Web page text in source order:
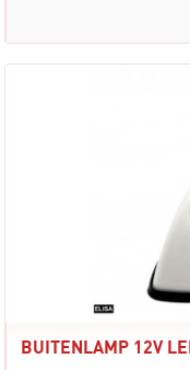
BUITENLAMP 12V